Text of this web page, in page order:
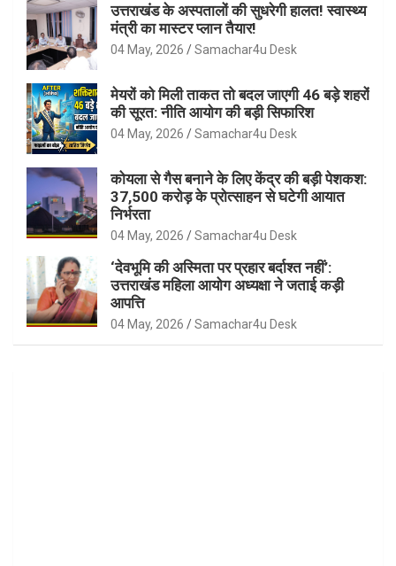
उत्तराखंड के अस्पतालों की सुधरेगी हालत! स्वास्थ्य
मंत्री का मास्टर प्लान तैयार!
04 May, 2026 Samachar4u Desk
मेयरों को मिली ताकत तो बदल जाएगी 46 बड़े शहरों
की सूरत: नीति आयोग की बड़ी सिफारिश
04 May, 2026 Samachar4u Desk
कोयला से गैस बनाने के लिए केंद्र की बड़ी पेशकश:
37,500 करोड़ के प्रोत्साहन से घटेगी आयात
निर्भरता
04 May, 2026 Samachar4u Desk
‘देवभूमि की अस्मिता पर प्रहार बर्दाश्त नहीं’:
उत्तराखंड महिला आयोग अध्यक्षा ने जताई कड़ी
आपत्ति
04 May, 2026 Samachar4u Desk